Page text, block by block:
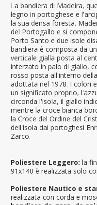
La bandiera di Madeira,
legno in portoghese e
la sua densa foresta.
del Portogallo e si
Porto Santo e due isole
bandiera è composta da
verticale gialla posta al
interzato in palo di giallo,
rosso posta all'interno
adottata nel 1978. I colori
un significato proprio,
circonda l'isola, il giallo
mentre la croce bianca
la Croce del Ordine del
dell'isola dai portoghesi
Zarco.
Poliestere Leggero: la
91x140 è realizzata solo
Poliestere Nautico e
realizzata con corda e